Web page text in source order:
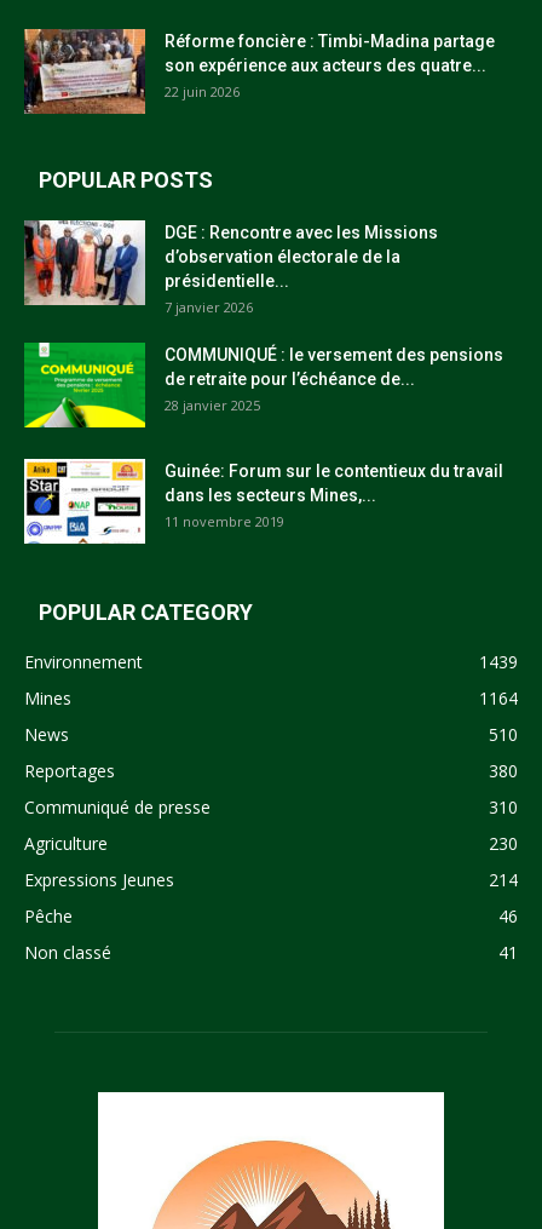
Réforme foncière : Timbi-Madina partage
son expérience aux acteurs des quatre...
22 juin 2026
POPULAR POSTS
DGE : Rencontre avec les Missions
d’observation électorale de la
présidentielle...
7 janvier 2026
COMMUNIQUÉ : le versement des pensions
de retraite pour l’échéance de...
28 janvier 2025
Guinée: Forum sur le contentieux du travail
dans les secteurs Mines,...
11 novembre 2019
POPULAR CATEGORY
Environnement
1439
Mines
1164
News
510
Reportages
380
Communiqué de presse
310
Agriculture
230
Expressions Jeunes
214
Pêche
46
Non classé
41